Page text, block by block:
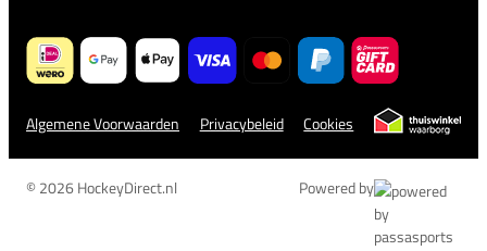
Algemene Voorwaarden Privacybeleid Cookies
© 2026 HockeyDirect.nl Powered by